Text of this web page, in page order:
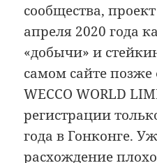
сообщества,
апреля 2020 года
«добычи» и
самом сайте
WECCO WORLD
регистрации
года в Гонконге.
расхождение